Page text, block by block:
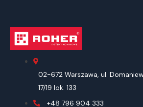
02-672 Warszawa, ul.
17/19 lok. 133
+48 796 904 333